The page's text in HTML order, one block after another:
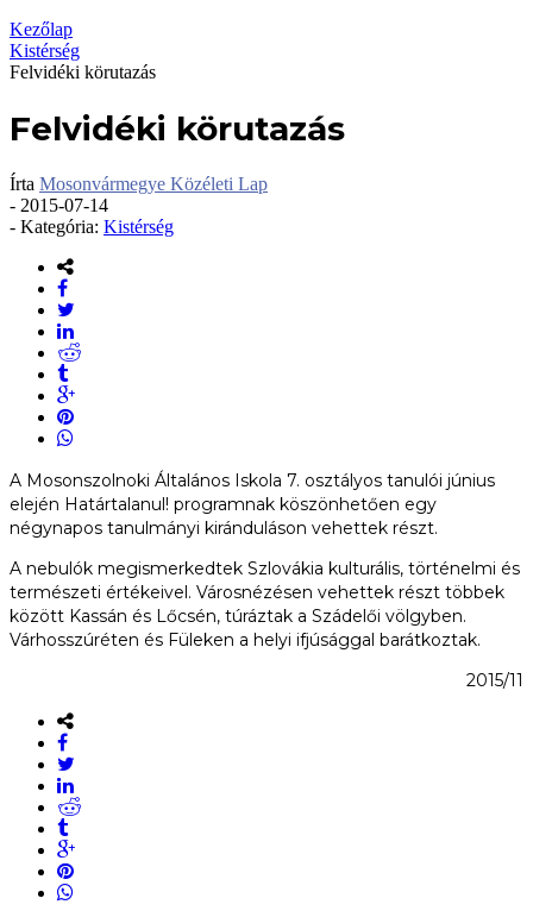
Kezőlap
Kistérség
Felvidéki körutazás
Felvidéki körutazás
Írta Mosonvármegye Közéleti Lap
- 2015-07-14
- Kategória: Kistérség
A Mosonszolnoki Általános Iskola 7. osztályos tanulói június
elején Határtalanul! programnak köszönhetően egy
négynapos tanulmányi kiránduláson vehettek részt.
A nebulók megismerkedtek Szlovákia kulturális, történelmi és
természeti értékeivel. Városnézésen vehettek részt többek
között Kassán és Lőcsén, túráztak a Szádelői völgyben.
Várhosszúréten és Füleken a helyi ifjúsággal barátkoztak.
2015/11